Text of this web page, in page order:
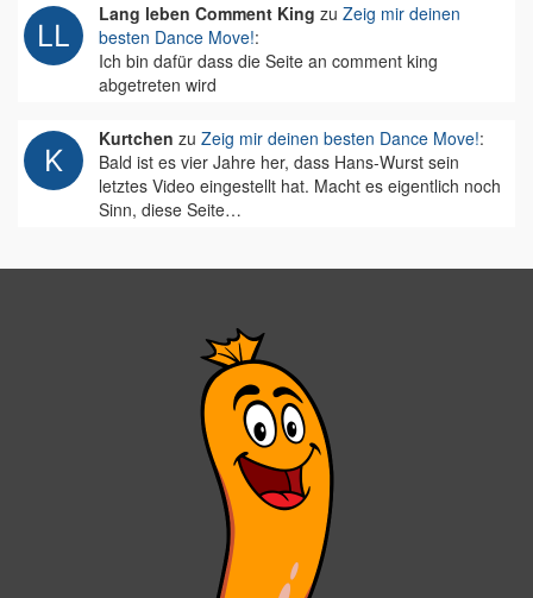
Lang leben Comment King zu Zeig mir deinen
besten Dance Move!:
Ich bin dafür dass die Seite an comment king
abgetreten wird
Kurtchen zu Zeig mir deinen besten Dance Move!:
Bald ist es vier Jahre her, dass Hans-Wurst sein
letztes Video eingestellt hat. Macht es eigentlich noch
Sinn, diese Seite…